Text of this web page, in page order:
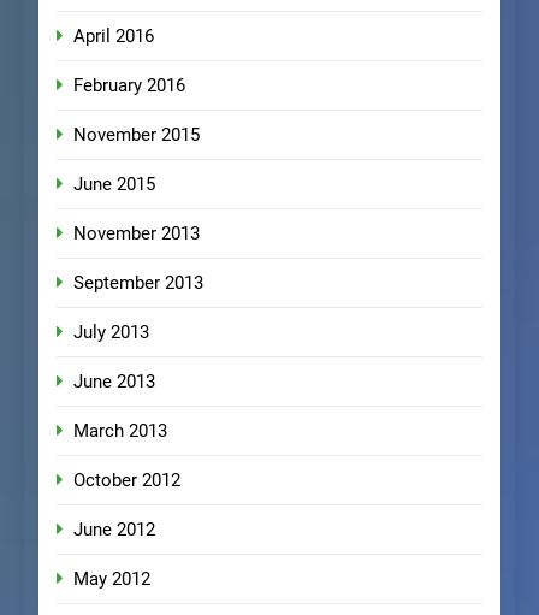
April 2016
February 2016
November 2015
June 2015
November 2013
September 2013
July 2013
June 2013
March 2013
October 2012
June 2012
May 2012